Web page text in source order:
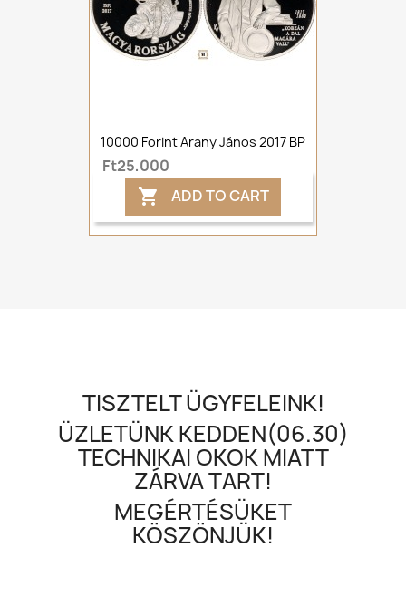
10000 Forint Arany János 2017 BP
Ft25,000
 ADD TO CART
TISZTELT ÜGYFELEINK!
ÜZLETÜNK KEDDEN(06.30)
TECHNIKAI OKOK MIATT
ZÁRVA TART!
MEGÉRTÉSÜKET
KÖSZÖNJÜK!